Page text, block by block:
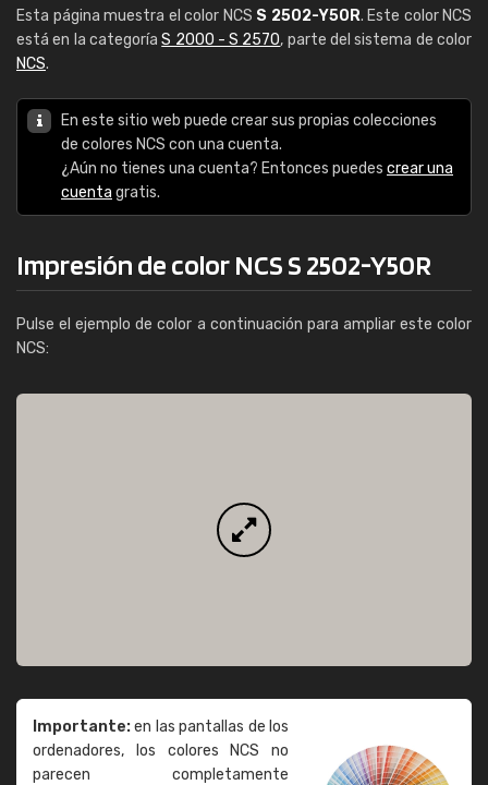
Esta página muestra el color NCS S 2502-Y50R. Este color NCS
está en la categoríaS 2000 - S 2570, parte del sistema de color
NCS.
En este sitio web puede crear sus propias colecciones
de colores NCS con una cuenta.
¿Aún no tienes una cuenta? Entonces puedes crear una
cuenta gratis.
Impresión de color NCS S 2502-Y50R
Pulse el ejemplo de color a continuación para ampliar este color
NCS:
Importante:en las pantallas de los
ordenadores, los colores NCS no
parecen completamente